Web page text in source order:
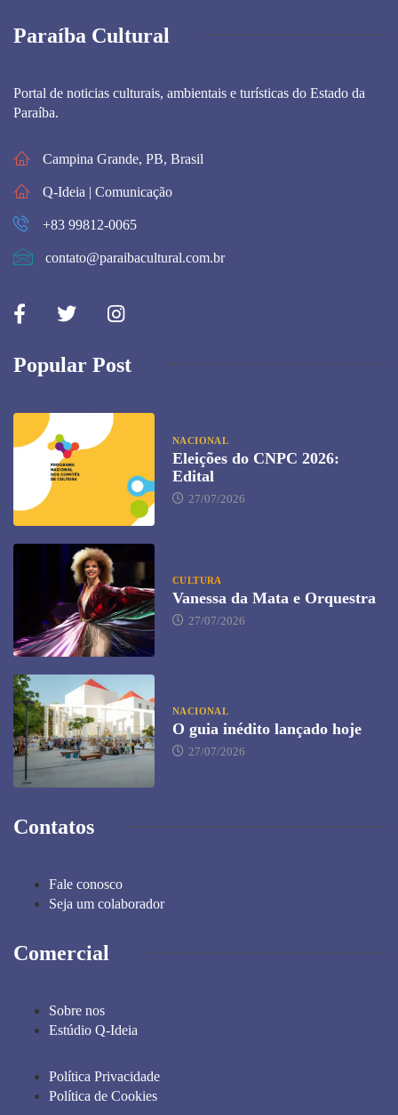
Paraíba Cultural
Portal de noticias culturais, ambientais e turísticas do Estado da
Paraíba.
Campina Grande, PB, Brasil
Q-Ideia | Comunicação
+83 99812-0065
contato@paraibacultural.com.br
Popular Post
NACIONAL
Eleições do CNPC 2026:
Edital
27/07/2026
CULTURA
Vanessa da Mata e Orquestra
27/07/2026
NACIONAL
O guia inédito lançado hoje
27/07/2026
Contatos
Fale conosco
Seja um colaborador
Comercial
Sobre nos
Estúdio Q-Ideia
Política Privacidade
Política de Cookies